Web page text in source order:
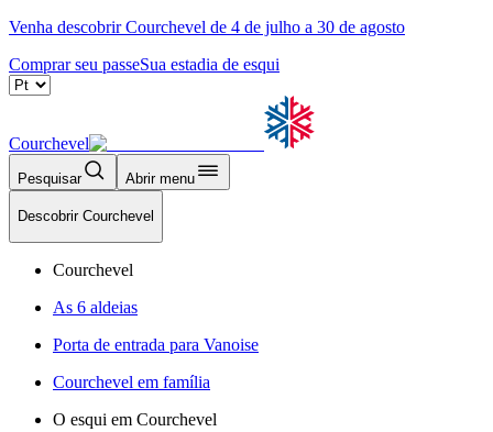
Venha descobrir Courchevel de 4 de julho a 30 de agosto
Comprar seu passeSua estadia de esqui
Courchevel
Pesquisar Abrir menu
Descobrir Courchevel
Courchevel
As 6 aldeias
Porta de entrada para Vanoise
Courchevel em família
O esqui em Courchevel